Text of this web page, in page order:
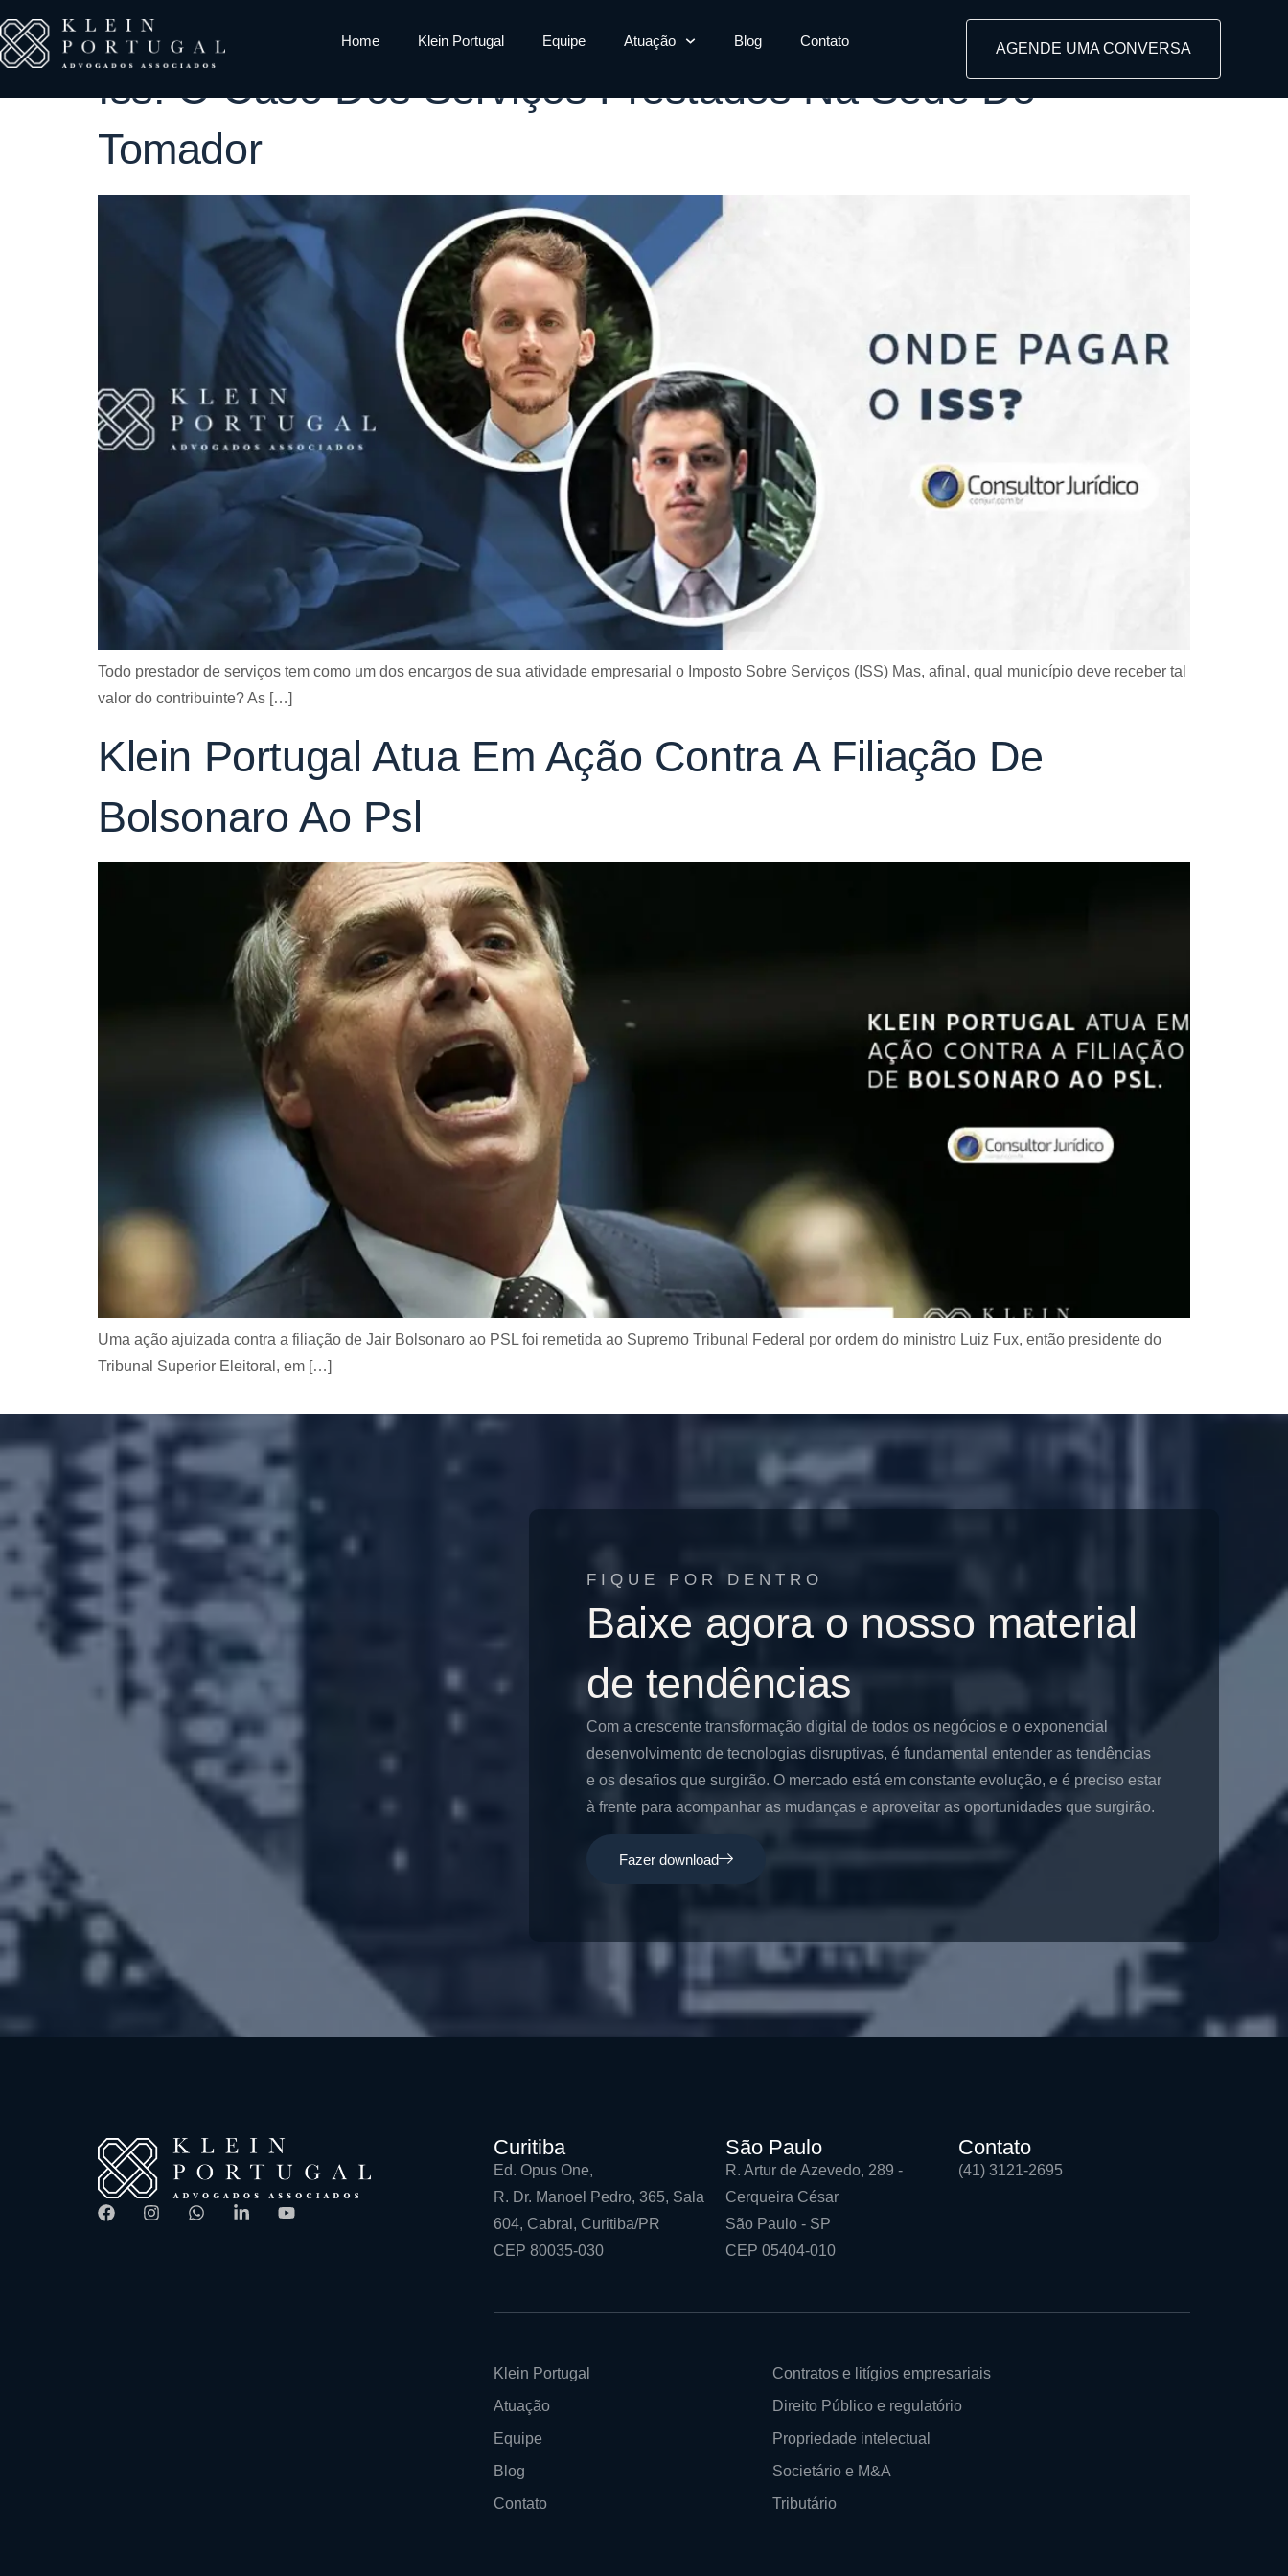
Home Klein Portugal Equipe Atuação Blog Contato AGENDE UMA CONVERSA
Iss: O Caso Dos Serviços Prestados Na Sede Do
Tomador
Todo prestador de serviços tem como um dos encargos de sua atividade empresarial o Imposto Sobre Serviços (ISS) Mas, afinal, qual município deve receber tal
valor do contribuinte? As […]
Klein Portugal Atua Em Ação Contra A Filiação De
Bolsonaro Ao Psl
Uma ação ajuizada contra a filiação de Jair Bolsonaro ao PSL foi remetida ao Supremo Tribunal Federal por ordem do ministro Luiz Fux, então presidente do
Tribunal Superior Eleitoral, em […]
FIQUE POR DENTRO
Baixe agora o nosso material
de tendências
Com a crescente transformação digital de todos os negócios e o exponencial
desenvolvimento de tecnologias disruptivas, é fundamental entender as tendências
e os desafios que surgirão. O mercado está em constante evolução, e é preciso estar
à frente para acompanhar as mudanças e aproveitar as oportunidades que surgirão.
Fazer download
Curitiba
Ed. Opus One,
R. Dr. Manoel Pedro, 365, Sala
604, Cabral, Curitiba/PR
CEP 80035-030
São Paulo
R. Artur de Azevedo, 289 -
Cerqueira César
São Paulo - SP
CEP 05404-010
Contato
(41) 3121-2695
Klein Portugal
Atuação
Equipe
Blog
Contato
Contratos e litígios empresariais
Direito Público e regulatório
Propriedade intelectual
Societário e M&A
Tributário